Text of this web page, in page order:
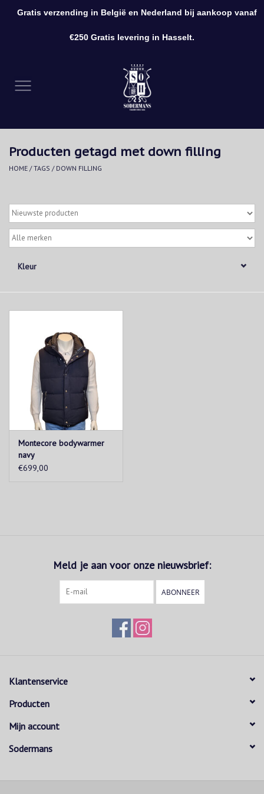
Kleding
Accessoires
Producten getagd met down filling
HOME /TAGS / DOWN FILLING
Kleur
Montecore bodywarmer
navy
€699,00
Meld je aan voor onze nieuwsbrief:
ABONNEER
Klantenservice
Producten
Mijn account
Sodermans
Gratis verzending in België en Nederland bij aankoop vanaf
€250 Gratis levering in Hasselt.